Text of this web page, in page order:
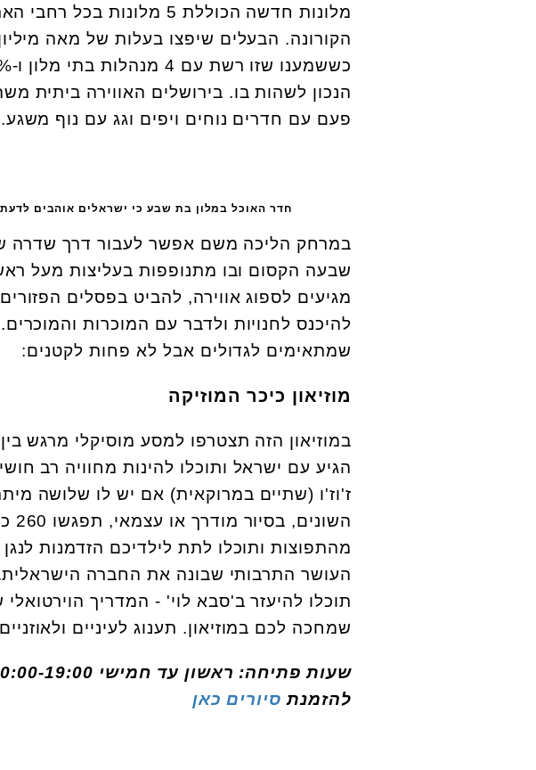
מלונות חדשה הכוללת 5
הקורונה. הבעלים שיפצו בעלות של מאה
הנכון לשהות בו. בירושלים האווירה ביתית
פעם עם חדרים נוחים ויפים וגג עם נוף משגע.
חדר האוכל במלון בת שבע כי ישראלים אוהבים
במרחק הליכה משם אפשר לעבור דרך שדרה
שבעה הקסום ובו מתנופפות בעליצות מעל
מגיעים לספוג אווירה, להביט בפסלים
להיכנס לחנויות ולדבר עם המוכרות
שמתאימים לגדולים אבל לא פחות לקטנים:
מוזיאון כיכר המוזיקה
במוזיאון הזה תצטרפו למסע מוסיקלי מרגש
הגיע עם ישראל ותוכלו להינות מחוויה רב
ז'וז'ו (שתיים במרוקאית) אם יש לו שלושה
מהתפוצות ותוכלו לתת לילדיכם הזדמנות
העושר התרבותי שבונה את החברה
תוכלו להיעזר ב'סבא לוי' - המדריך
שמחכה לכם במוזיאון. תענוג לעיניים
להזמנת סיורים כאן